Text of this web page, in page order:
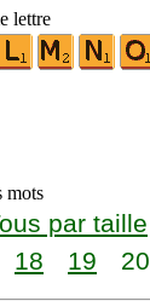
lettre
mots
par taille
18 19 20